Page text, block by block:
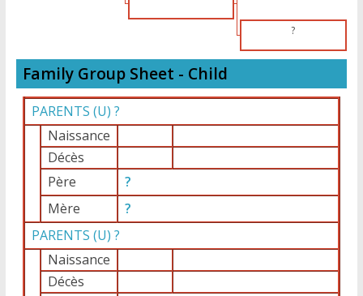
?
Family Group Sheet - Child
PARENTS (U) ?
Naissance
Décès
Père
?
Mère
?
PARENTS (U) ?
Naissance
Décès